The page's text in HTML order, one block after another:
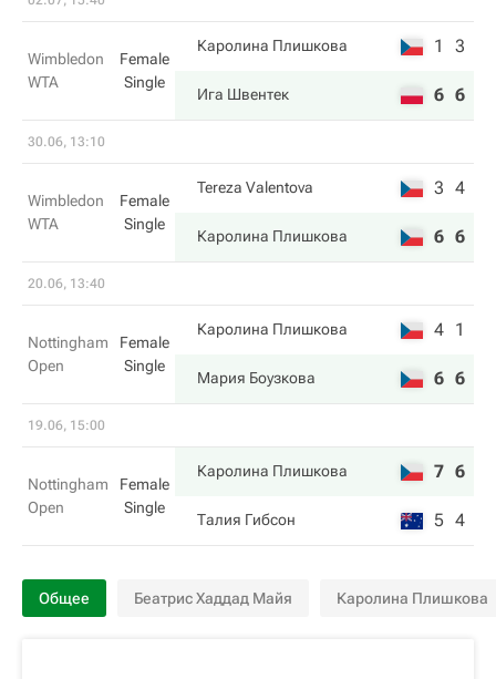
Wimbledon
WTA
Female
Single
Каролина Плишкова 1 3
Ига Швентек 6 6
30.06, 13:10
Wimbledon
WTA
Female
Single
Tereza Valentova 3 4
Каролина Плишкова 6 6
20.06, 13:40
Nottingham
Open
Female
Single
Каролина Плишкова 4 1
Мария Боузкова 6 6
19.06, 15:00
Nottingham
Open
Female
Single
Каролина Плишкова 7 6
Талия Гибсон 5 4
Общее Беатрис Хаддад Майя Каролина Плишкова